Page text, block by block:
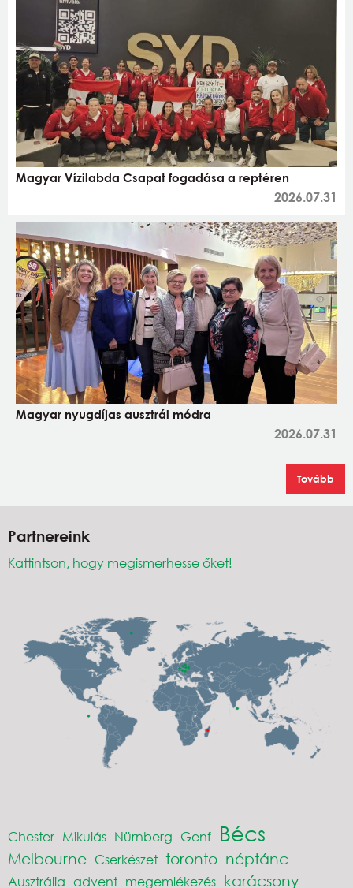
Magyar Vízilabda Csapat fogadása a reptéren
2026.07.31
Magyar nyugdíjas ausztrál módra
2026.07.31
Tovább
Partnereink
Kattintson, hogy megismerhesse őket!
Chester Mikulás Nürnberg Genf Bécs
Melbourne Cserkészet toronto néptánc
Ausztrália advent megemlékezés karácsony